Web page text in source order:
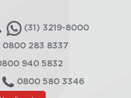
(31) 3219-8000
0800 283 8337
940 5832
0800 580 3346